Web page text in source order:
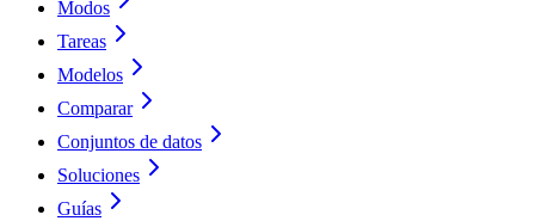
Modos
Tareas
Modelos
Comparar
Conjuntos de datos
Soluciones
Guías